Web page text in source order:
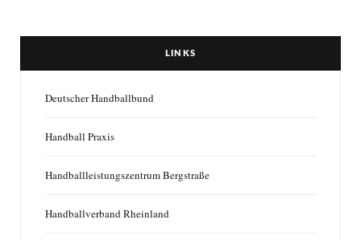
LINKS
Deutscher Handballbund
Handball Praxis
Handballleistungszentrum Bergstraße
Handballverband Rheinland